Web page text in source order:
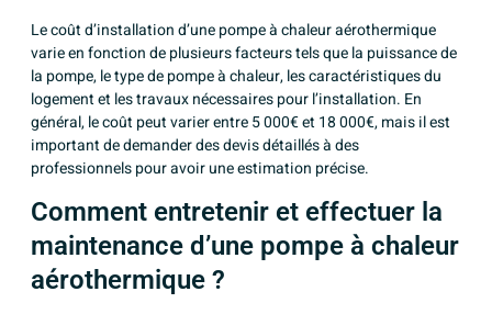
Le coût d’installation d’une pompe à chaleur aérothermique
varie en fonction de plusieurs facteurs tels que la puissance de
la pompe, le type de pompe à chaleur, les caractéristiques du
logement et les travaux nécessaires pour l’installation. En
général, le coût peut varier entre 5 000€ et 18 000€, mais il est
important de demander des devis détaillés à des
professionnels pour avoir une estimation précise.
Comment entretenir et effectuer la
maintenance d’une pompe à chaleur
aérothermique ?